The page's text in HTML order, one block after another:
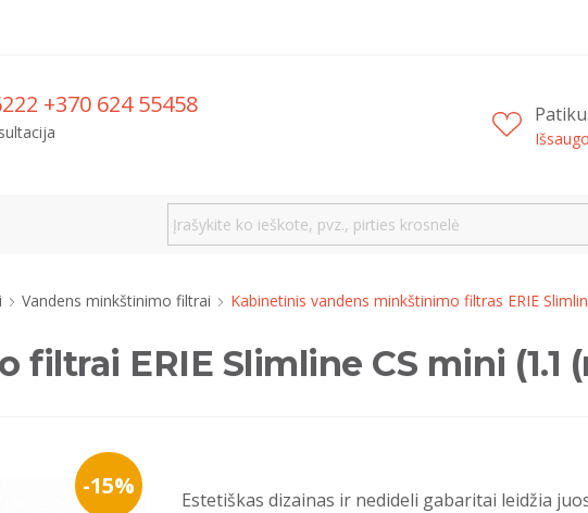
+370 624 55458
Vandens minkštinimo filtrai Kabinetinis vandens minkštinimo filtras ERIE
ERIE Slimline CS mini (1.1
-15%
Estetiškas dizainas ir nedideli gabaritai leidžia